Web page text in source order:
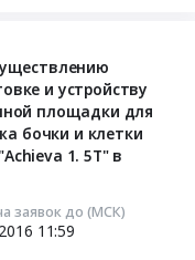
и устройству
площадки для
бочки и клетки
1. 5T" в
заявок до (МСК)
11:59